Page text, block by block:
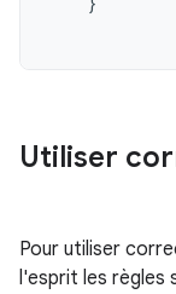
Utiliser
Pour utiliser
l'esprit les règles